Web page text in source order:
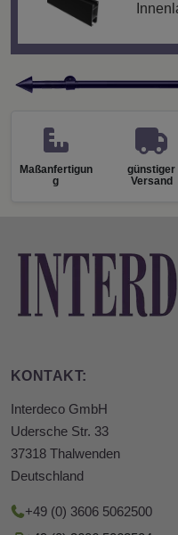
Maßanfertigun
g
günstiger
Versand
KONTAKT:
Interdeco GmbH
Udersche Str. 33
37318 Thalwenden
Deutschland
+49 (0) 3606 5062500